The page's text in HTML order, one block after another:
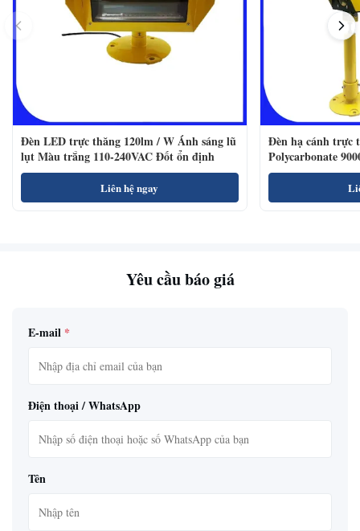
Đèn LED trực thăng 120lm / W Ánh sáng lũ
lụt Màu trắng 110-240VAC Đốt ổn định
Liên hệ ngay
Đèn hạ cánh trực
Polycarbonate
Yêu cầu báo giá
E-mail *
Điện thoại / WhatsApp
Tên